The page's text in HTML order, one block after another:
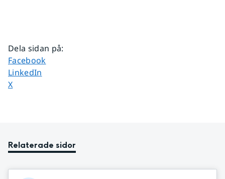
Dela sidan på:
Dela sidan på
Facebook
Dela sidan på
LinkedIn
Dela sidan på
X
Relaterade sidor